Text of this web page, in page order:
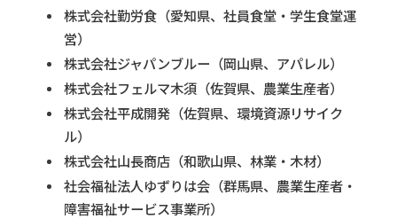
株式会社勤労食（愛知県、社員食堂・学生食堂運
営）
株式会社ジャパンブルー（岡山県、アパレル）
株式会社フェルマ木須（佐賀県、農業生産者）
株式会社平成開発（佐賀県、環境資源リサイク
ル）
株式会社山長商店（和歌山県、林業・木材）
社会福祉法人ゆずりは会（群馬県、農業生産者・
障害福祉サービス事業所）